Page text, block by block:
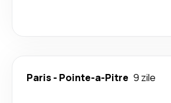
Paris- Pointe-a-Pitre 9 zile